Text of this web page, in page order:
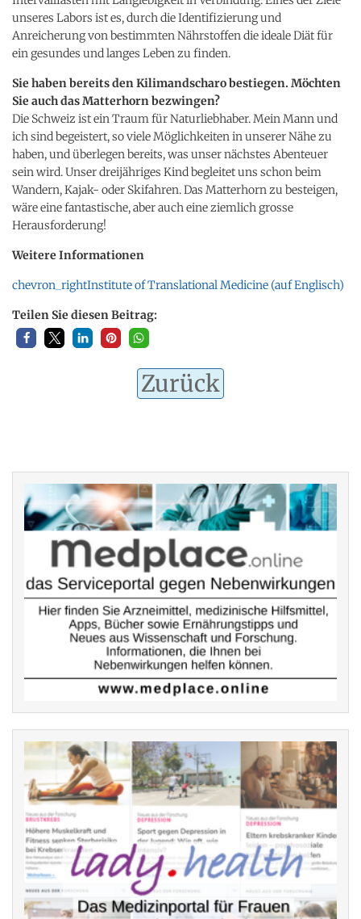
unseres Labors ist es, durch die Identifizierung und
Anreicherung von bestimmten Nährstoffen die ideale Diät für
ein gesundes und langes Leben zu finden.
Sie haben bereits den Kilimandscharo bestiegen. Möchten
Sie auch das Matterhorn bezwingen?
Die Schweiz ist ein Traum für Naturliebhaber. Mein Mann und
ich sind begeistert, so viele Möglichkeiten in unserer Nähe zu
haben, und überlegen bereits, was unser nächstes Abenteuer
sein wird. Unser dreijähriges Kind begleitet uns schon beim
Wandern, Kajak- oder Skifahren. Das Matterhorn zu besteigen,
wäre eine fantastische, aber auch eine ziemlich grosse
Herausforderung!
Weitere Informationen
chevron_rightInstitute of Translational Medicine (auf Englisch)
Teilen Sie diesen Beitrag:
Zurück